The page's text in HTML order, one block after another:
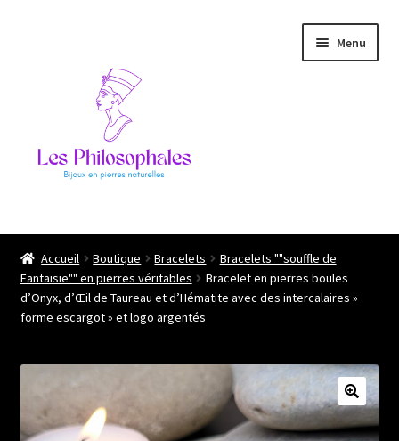
Menu
Les philosophales
enfant
L’atelier
Boutique
Accueil Boutique Bracelets
Bracelets ""souffle de
Fantaisie"" en pierres véritables
Bracelet en pierres boules
d’Onyx, d’Œil de Taureau et d’Hématite avec des intercalaires »
forme escargot » et logo argentés